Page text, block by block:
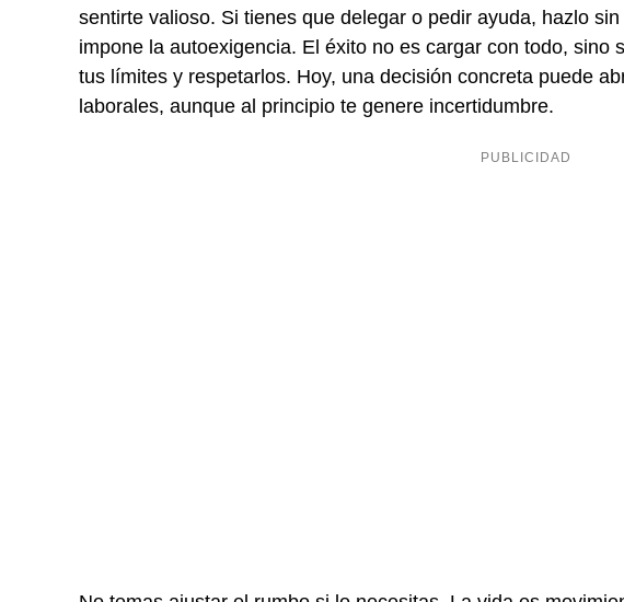
sentirte valioso. Si tienes que delegar o pedir ayuda, hazlo
impone la autoexigencia. El éxito no es cargar con todo, sino
tus límites y respetarlos. Hoy, una decisión concreta puede
laborales, aunque al principio te genere incertidumbre.